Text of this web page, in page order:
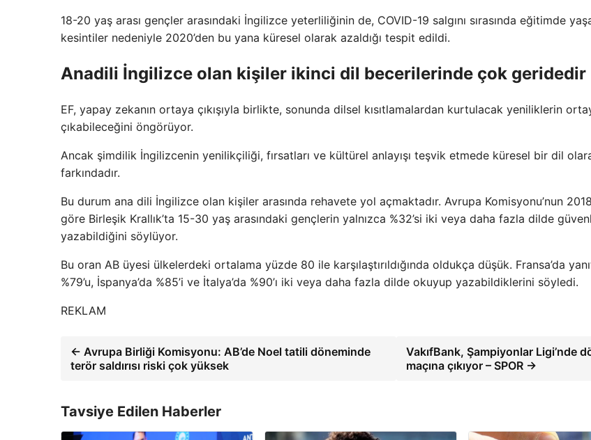
18-20 yaş arası gençler arasındaki İngilizce yeterliliğinin de, COVID-19 salgını sırasında eğitimde
kesintiler nedeniyle 2020’den bu yana küresel olarak azaldığı tespit edildi.
Anadili İngilizce olan kişiler ikinci dil becerilerinde çok geridedir
EF, yapay zekanın ortaya çıkışıyla birlikte, sonunda dilsel kısıtlamalardan kurtulacak yeniliklerin
çıkabileceğini öngörüyor.
Ancak şimdilik İngilizcenin yenilikçiliği, fırsatları ve kültürel anlayışı teşvik etmede küresel bir dil
farkındadır.
Bu durum ana dili İngilizce olan kişiler arasında rehavete yol açmaktadır. Avrupa Komisyonu’nun
göre Birleşik Krallık’ta 15-30 yaş arasındaki gençlerin yalnızca %32’si iki veya daha fazla dilde
yazabildiğini söylüyor.
Bu oran AB üyesi ülkelerdeki ortalama yüzde 80 ile karşılaştırıldığında oldukça düşük. Fransa’da
%79’u, İspanya’da %85’i ve İtalya’da %90’ı iki veya daha fazla dilde okuyup yazabildiklerini söyledi.
REKLAM
← Avrupa Birliği Komisyonu: AB’de Noel tatili döneminde
terör saldırısı riski çok yüksek
VakıfBank, Şampiyonlar Ligi’nde
maçına çıkıyor – SPOR →
Tavsiye Edilen Haberler